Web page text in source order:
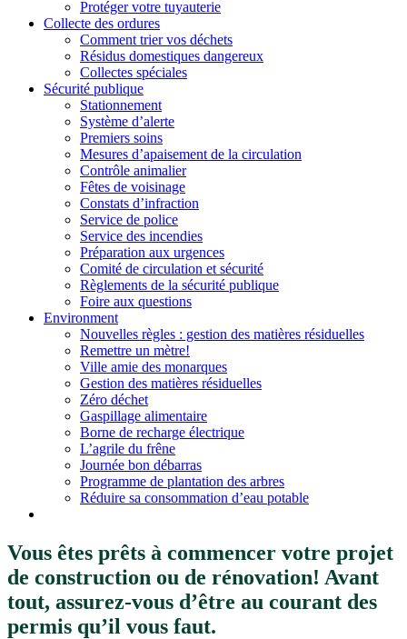
Protéger votre tuyauterie
Collecte des ordures
Comment trier vos déchets
Résidus domestiques dangereux
Collectes spéciales
Sécurité publique
Stationnement
Système d’alerte
Premiers soins
Mesures d’apaisement de la circulation
Contrôle animalier
Fêtes de voisinage
Constats d’infraction
Service de police
Service des incendies
Préparation aux urgences
Comité de circulation et sécurité
Règlements de la sécurité publique
Foire aux questions
Environment
Nouvelles règles : gestion des matières résiduelles
Remettre un mètre!
Ville amie des monarques
Gestion des matières résiduelles
Zéro déchet
Gaspillage alimentaire
Borne de recharge électrique
L’agrile du frêne
Journée bon débarras
Programme de plantation des arbres
Réduire sa consommation d’eau potable
Vous êtes prêts à commencer votre projet
de construction ou de rénovation! Avant
tout, assurez-vous d’être au courant des
permis qu’il vous faut.